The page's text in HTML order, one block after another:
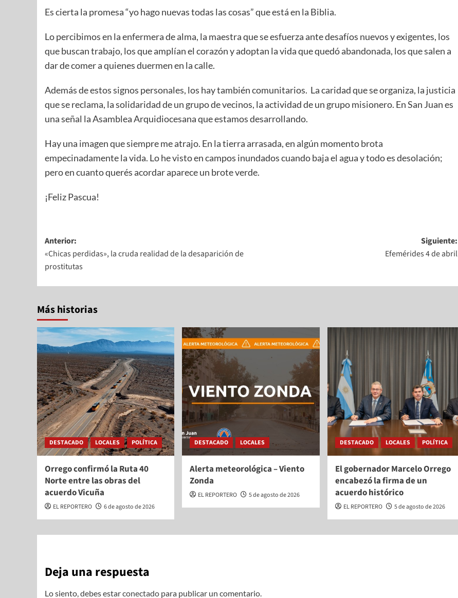
Es cierta la promesa “yo hago nuevas todas las cosas” que está en la Biblia.
Lo percibimos en la enfermera de alma, la maestra que se esfuerza ante desafíos nuevos y exigentes, los
que buscan trabajo, los que amplían el corazón y adoptan la vida que quedó abandonada, los que salen a
dar de comer a quienes duermen en la calle.
Además de estos signos personales, los hay también comunitarios. La caridad que se organiza, la justicia
que se reclama, la solidaridad de un grupo de vecinos, la actividad de un grupo misionero. En San Juan es
una señal la Asamblea Arquidiocesana que estamos desarrollando.
Hay una imagen que siempre me atrajo. En la tierra arrasada, en algún momento brota
empecinadamente la vida. Lo he visto en campos inundados cuando baja el agua y todo es desolación;
pero en cuanto querés acordar aparece un brote verde.
¡Feliz Pascua!
Anterior:
«Chicas perdidas», la cruda realidad de la desaparición de
prostitutas
Siguiente:
Efemérides 4 de abril
Más historias
DESTACADO LOCALES POLÍTICA
Orrego confirmó la Ruta 40
Norte entre las obras del
acuerdo Vicuña
EL REPORTERO 6 de agosto de 2026
DESTACADO LOCALES
Alerta meteorológica – Viento
Zonda
EL REPORTERO 5 de agosto de 2026
DESTACADO LOCALES POLÍTICA
El gobernador Marcelo Orrego
encabezó la firma de un
acuerdo histórico
EL REPORTERO 5 de agosto de 2026
Deja una respuesta
Lo siento, debes estarconectado para publicar un comentario.